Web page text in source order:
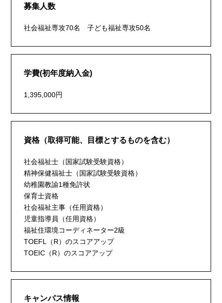
募集人数
社会福祉専攻70名 子ども福祉専攻50名
学費(初年度納入金)
1,395,000円
資格（取得可能、目標とするものを含む）
社会福祉士（国家試験受験資格）
精神保健福祉士（国家試験受験資格）
幼稚園教諭1種免許状
保育士資格
社会福祉主事（任用資格）
児童指導員（任用資格）
福祉住環境コーディネーター2級
TOEFL（R）のスコアアップ
TOEIC（R）のスコアアップ
キャンパス情報